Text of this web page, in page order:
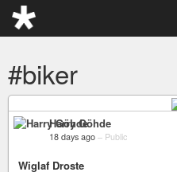
#biker
Harry Göhde
18 days ago – Public
Wiglaf Droste